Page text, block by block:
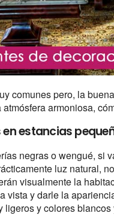
comunes pero, la
armoniosa,
en estancias
negras o wengué, si
luz natural,
visualmente la
vista y darle la
y colores blancos